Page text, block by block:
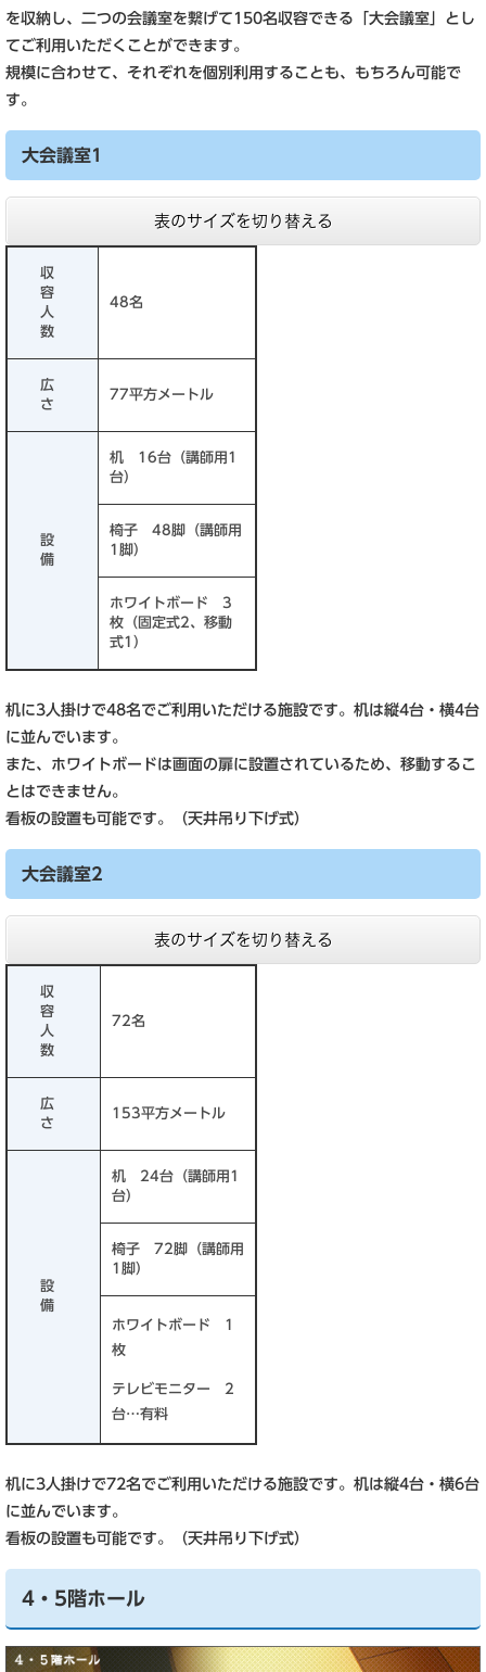
を収納し、二つの会議室を繋げて150名収容できる「大会議室」とし
てご利用いただくことができます。
規模に合わせて、それぞれを個別利用することも、もちろん可能で
す。
大会議室1
表のサイズを切り替える
収
容
人
数
48名
広
さ
77平方メートル
設
備
机 16台（講師用1
台）
椅子 48脚（講師用
1脚）
ホワイトボード 3
枚（固定式2、移動
式1）
机に3人掛けで48名でご利用いただける施設です。机は縦4台・横4台
に並んでいます。
また、ホワイトボードは画面の扉に設置されているため、移動するこ
とはできません。
看板の設置も可能です。（天井吊り下げ式）
大会議室2
表のサイズを切り替える
収
容
人
数
72名
広
さ
153平方メートル
設
備
机 24台（講師用1
台）
椅子 72脚（講師用
1脚）
ホワイトボード 1
枚
テレビモニター 2
台…有料
机に3人掛けで72名でご利用いただける施設です。机は縦4台・横6台
に並んでいます。
看板の設置も可能です。（天井吊り下げ式）
4・5階ホール